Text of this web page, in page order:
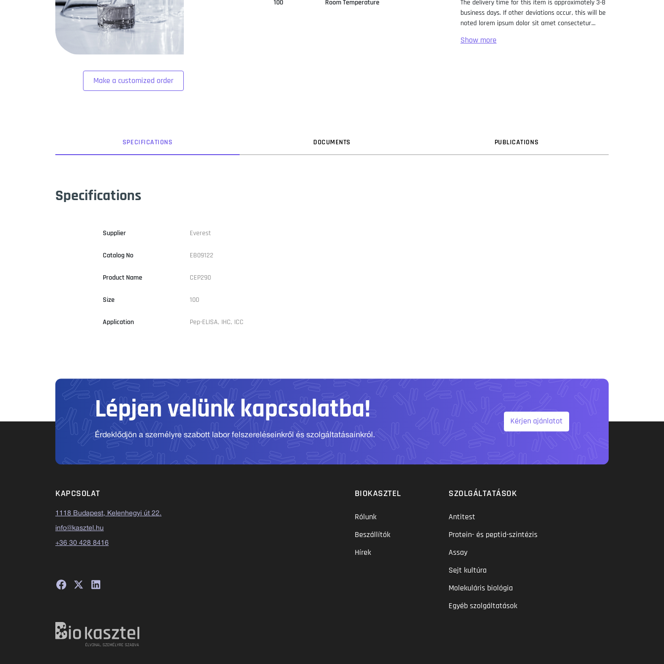
Make a customized order
100 Room Temperature
The delivery time for this item is approximately 3-8
business days. If other deviations occur, this will be
noted lorem ipsum dolor sit amet consectetur
standard dummy text ever since the 1500s, when
SPECIFICATIONS DOCUMENTS PUBLICATIONS
Specifications
Supplier Everest
Catalog No EB09122
Product Name CEP290
Size 100
Application Pep-ELISA, IHC, ICC
Lépjen velünk kapcsolatba!
Érdeklődjön a személyre szabott labor felszereléseinkről és szolgáltatásainkról.
Kérjen ajánlatot
KAPCSOLAT
1118 Budapest, Kelenhegyi út 22.
info@kasztel.hu
+36 30 428 8416
BIOKASZTEL
Rólunk
Beszállítók
Hírek
SZOLGÁLTATÁSOK
Antitest
Protein- és peptid-szintézis
Assay
Sejt kultúra
Molekuláris biológia
Egyéb szolgáltatások